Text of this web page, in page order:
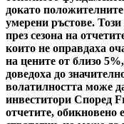
докато
умерени ръстове.
през сезона на
които не оправдаха
на цените от близо
доведоха до
волатилността може
инвеститори Според
отчетите, обикновено